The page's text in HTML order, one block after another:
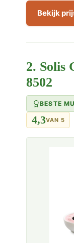
Bekijk
2. Solis
8502
BESTE
4,3VAN 5